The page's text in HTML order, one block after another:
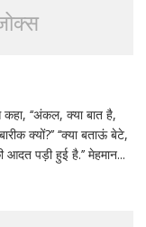
‘‘अंकल, क्या बात है,
क्यों?’’ ‘‘क्या बताऊं बेटे,
पड़ी हुई है.’’ मेहमान...